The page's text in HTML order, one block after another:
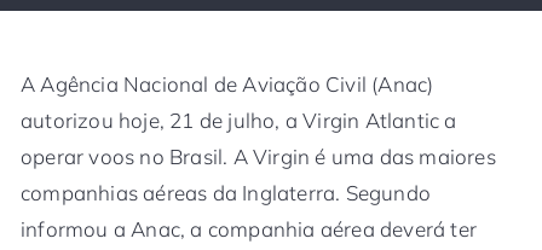
A Agência Nacional de Aviação Civil (Anac)
autorizou hoje, 21 de julho, a Virgin Atlantic a
operar voos no Brasil. A Virgin é uma das maiores
companhias aéreas da Inglaterra. Segundo
informou a Anac, a companhia aérea deverá ter